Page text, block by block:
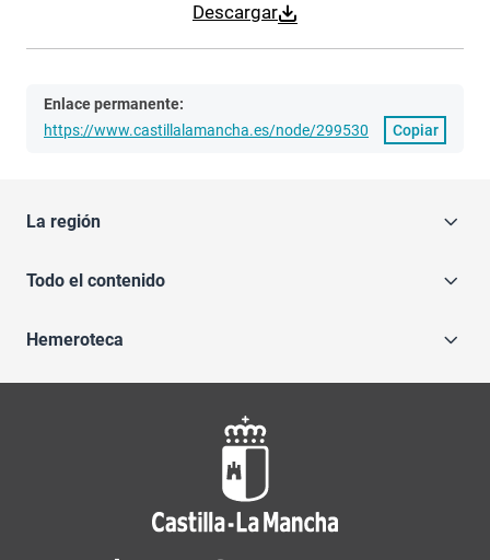
Descargar
Enlace permanente:
https://www.castillalamancha.es/node/299530
Copiar
La región
Todo el contenido
Hemeroteca